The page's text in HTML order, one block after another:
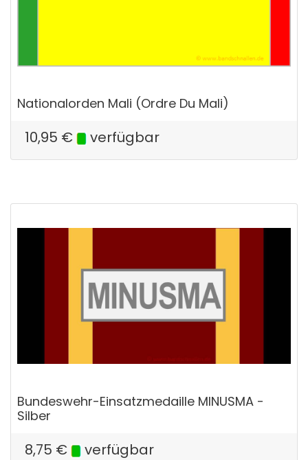
Nationalorden Mali (Ordre Du Mali)
10,95 € verfügbar
Bundeswehr-Einsatzmedaille MINUSMA -
Silber
8,75 € verfügbar